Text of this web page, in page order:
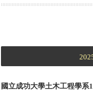
國立成功大學土木工程學系